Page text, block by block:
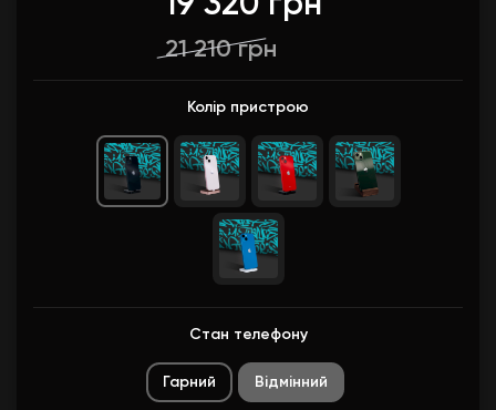
21 210 грн
Колір пристрою
Стан телефону
Гарний Вiдмiнний